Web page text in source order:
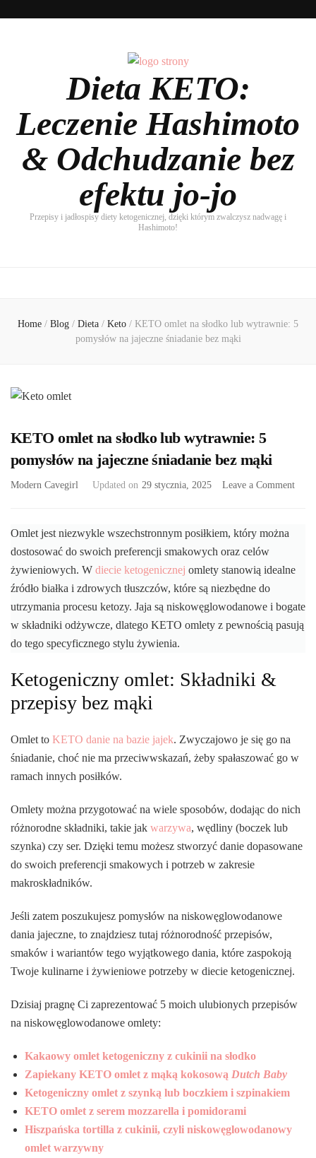
Dieta KETO:
Leczenie Hashimoto
& Odchudzanie bez
efektu jo-jo
Przepisy i jadłospisy diety ketogenicznej, dzięki którym zwalczysz nadwagę i
Hashimoto!
Home / Blog / Dieta / Keto / KETO omlet na słodko lub wytrawnie: 5
pomysłów na jajeczne śniadanie bez mąki
KETO omlet na słodko lub wytrawnie: 5
pomysłów na jajeczne śniadanie bez mąki
Modern Cavegirl Updated on 29 stycznia, 2025 Leave a Commenton
Omlet jest niezwykle wszechstronnym posiłkiem, który można
dostosować do swoich preferencji smakowych oraz celów
żywieniowych. W diecie ketogenicznej omlety stanowią idealne
źródło białka i zdrowych tłuszczów, które są niezbędne do
utrzymania procesu ketozy. Jaja są niskowęglowodanowe i bogate
w składniki odżywcze, dlatego KETO omlety z pewnością pasują
do tego specyficznego stylu żywienia.
Ketogeniczny omlet: Składniki &
przepisy bez mąki
Omlet to KETO danie na bazie jajek. Zwyczajowo je się go na
śniadanie, choć nie ma przeciwwskazań, żeby spałaszować go w
ramach innych posiłków.
Omlety można przygotować na wiele sposobów, dodając do nich
różnorodne składniki, takie jak warzywa, wędliny (boczek lub
szynka) czy ser. Dzięki temu możesz stworzyć danie dopasowane
do swoich preferencji smakowych i potrzeb w zakresie
makroskładników.
Jeśli zatem poszukujesz pomysłów na niskowęglowodanowe
dania jajeczne, to znajdziesz tutaj różnorodność przepisów,
smaków i wariantów tego wyjątkowego dania, które zaspokoją
Twoje kulinarne i żywieniowe potrzeby w diecie ketogenicznej.
Dzisiaj pragnę Ci zaprezentować 5 moich ulubionych przepisów
na niskowęglowodanowe omlety:
Kakaowy omlet ketogeniczny z cukinii na słodko
Zapiekany KETO omlet z mąką kokosową Dutch Baby
Ketogeniczny omlet z szynką lub boczkiem i szpinakiem
KETO omlet z serem mozzarella i pomidorami
Hiszpańska tortilla z cukinii, czyli niskowęglowodanowy
omlet warzywny